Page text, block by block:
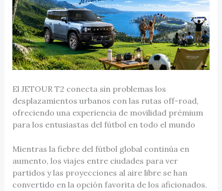
El JETOUR T2 conecta sin problemas los
desplazamientos urbanos con las rutas off-road,
ofreciendo una experiencia de movilidad prémium
para los entusiastas del fútbol en todo el mundo
Mientras la fiebre del fútbol global continúa en
aumento, los viajes entre ciudades para ver
partidos y las proyecciones al aire libre se han
convertido en la opción favorita de los aficionados.